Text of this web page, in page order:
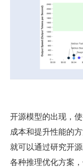
开源模型的出现，
成本和提升性能的
就可以通过研究开
各种推理优化方案